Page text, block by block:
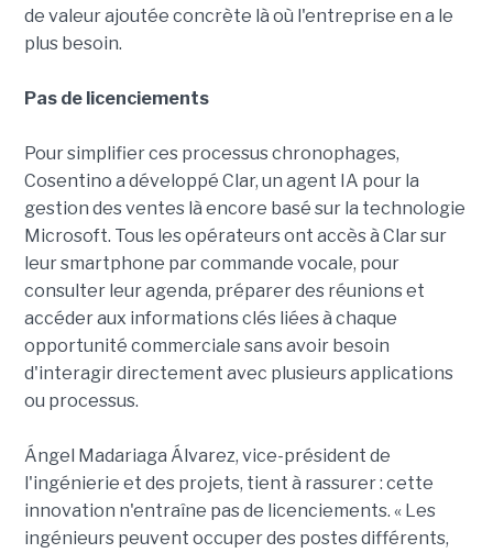
de valeur ajoutée concrète là où l'entreprise en a le
plus besoin.
Pas de licenciements
Pour simplifier ces processus chronophages,
Cosentino a développé Clar, un agent IA pour la
gestion des ventes là encore basé sur la technologie
Microsoft. Tous les opérateurs ont accès à Clar sur
leur smartphone par commande vocale, pour
consulter leur agenda, préparer des réunions et
accéder aux informations clés liées à chaque
opportunité commerciale sans avoir besoin
d'interagir directement avec plusieurs applications
ou processus.
Ángel Madariaga Álvarez, vice-président de
l'ingénierie et des projets, tient à rassurer : cette
innovation n'entraîne pas de licenciements. « Les
ingénieurs peuvent occuper des postes différents,